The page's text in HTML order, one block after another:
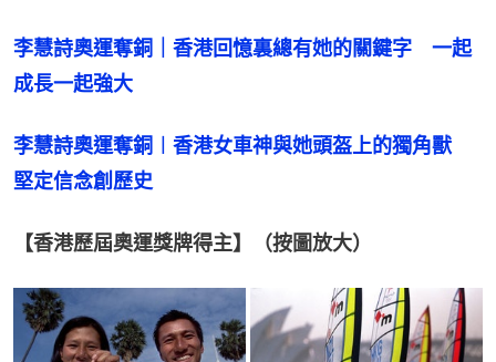
李慧詩奧運奪銅｜香港回憶裏總有她的關鍵字　一起
成長一起強大
李慧詩奧運奪銅︱香港女車神與她頭盔上的獨角獸
堅定信念創歷史
【香港歷屆奧運獎牌得主】（按圖放大）